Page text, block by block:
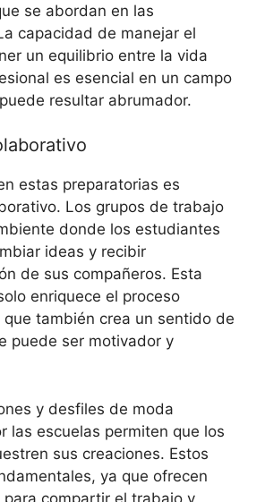
se abordan en las
capacidad de manejar el
un equilibrio entre la vida
es esencial en un campo
resultar abrumador.
estas preparatorias es
Los grupos de trabajo
donde los estudiantes
ideas y recibir
de sus compañeros. Esta
enriquece el proceso
también crea un sentido de
puede ser motivador y
y desfiles de moda
las escuelas permiten que los
sus creaciones. Estos
ya que ofrecen
compartir el trabajo y